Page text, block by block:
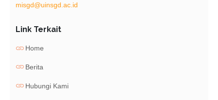
misgd@uinsgd.ac.id
Link Terkait
Home
Berita
Hubungi Kami